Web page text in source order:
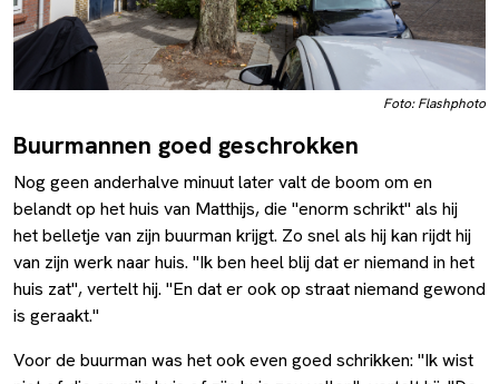
Foto: Flashphoto
Buurmannen goed geschrokken
Nog geen anderhalve minuut later valt de boom om en
belandt op het huis van Matthijs, die "enorm schrikt" als hij
het belletje van zijn buurman krijgt. Zo snel als hij kan rijdt hij
van zijn werk naar huis. "Ik ben heel blij dat er niemand in het
huis zat", vertelt hij. "En dat er ook op straat niemand gewond
is geraakt."
Voor de buurman was het ook even goed schrikken: "Ik wist